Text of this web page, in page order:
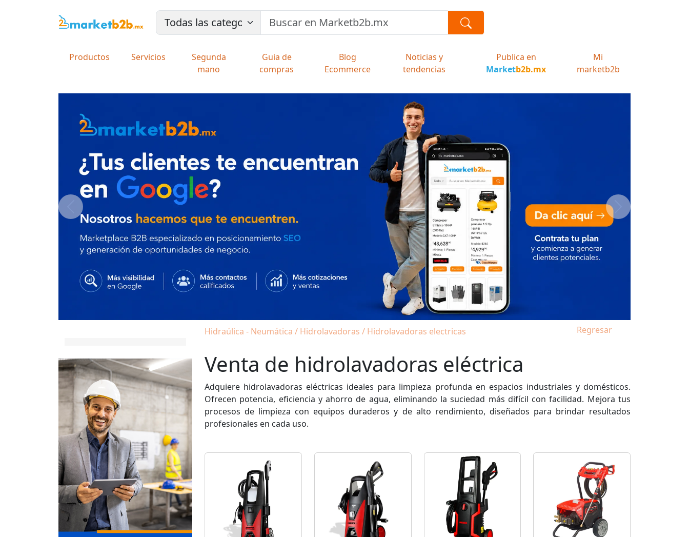
Productos Servicios
Segunda
mano
Guia de
compras
Blog
Ecommerce
Noticias y
tendencias
Publica en
Marketb2b.mx
Mi
marketb2b
Previous Next
Hidraúlica - Neumática / Hidrolavadoras / Hidrolavadoras electricas Regresar
Venta de hidrolavadoras eléctrica
Adquiere hidrolavadoras eléctricas ideales para limpieza profunda en espacios industriales y domésticos.
Ofrecen potencia, eficiencia y ahorro de agua, eliminando la suciedad más difícil con facilidad. Mejora tus
procesos de limpieza con equipos duraderos y de alto rendimiento, diseñados para brindar resultados
profesionales en cada uso.